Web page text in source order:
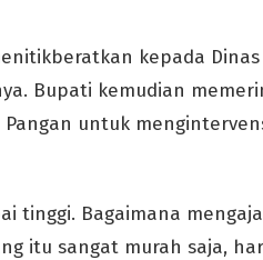
kepada
Bupati kemudian
untuk
tinggi. Bagaimana
itu sangat murah saja,